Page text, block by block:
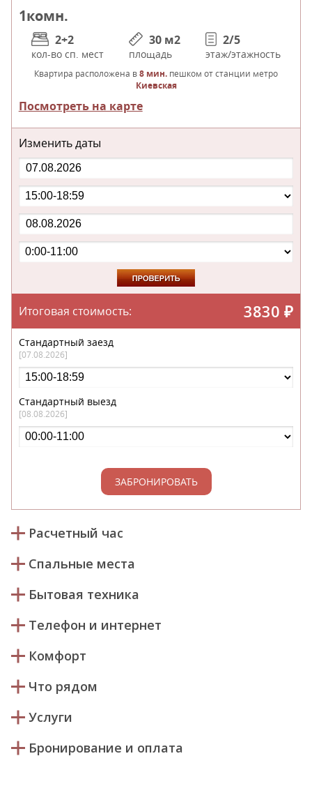
1комн.
2+2
кол-во сп. мест
30 м2
площадь
2/5
этаж/этажность
Квартира расположена в8 мин. пешком от станции метро
Киевская
Посмотреть на карте
Изменить даты
Итоговая стоимость: 3830 ₽
Стандартный заезд
[07.08.2026]
Стандартный выезд
[08.08.2026]
ЗАБРОНИРОВАТЬ
Расчетный час
Спальные места
Бытовая техника
Телефон и интернет
Комфорт
Что рядом
Услуги
Бронирование и оплата